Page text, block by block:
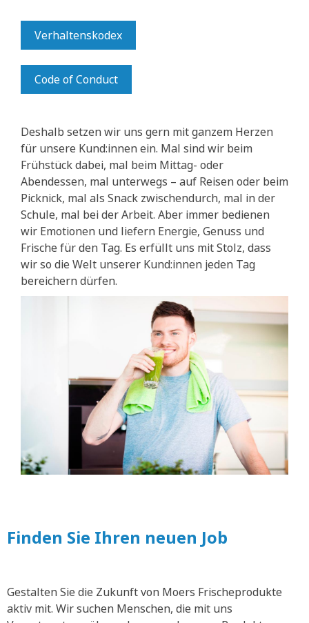
Verhaltenskodex
Code of Conduct
Deshalb setzen wir uns gern mit ganzem Herzen
für unsere Kund:innen ein. Mal sind wir beim
Frühstück dabei, mal beim Mittag- oder
Abendessen, mal unterwegs – auf Reisen oder beim
Picknick, mal als Snack zwischendurch, mal in der
Schule, mal bei der Arbeit. Aber immer bedienen
wir Emotionen und liefern Energie, Genuss und
Frische für den Tag. Es erfüllt uns mit Stolz, dass
wir so die Welt unserer Kund:innen jeden Tag
bereichern dürfen.
Finden Sie Ihren neuen Job
Gestalten Sie die Zukunft von Moers Frischeprodukte
aktiv mit. Wir suchen Menschen, die mit uns